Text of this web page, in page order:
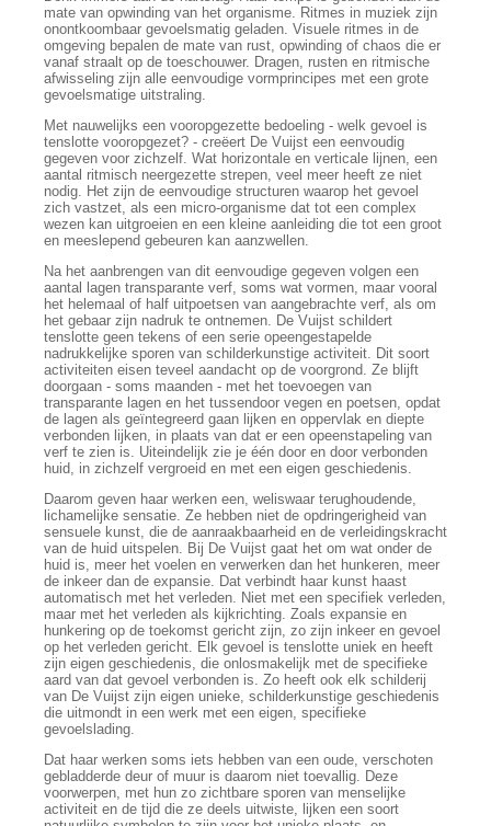
mate van opwinding van het organisme. Ritmes in muziek zijn
onontkoombaar gevoelsmatig geladen. Visuele ritmes in de
omgeving bepalen de mate van rust, opwinding of chaos die er
vanaf straalt op de toeschouwer. Dragen, rusten en ritmische
afwisseling zijn alle eenvoudige vormprincipes met een grote
gevoelsmatige uitstraling.
Met nauwelijks een vooropgezette bedoeling - welk gevoel is
tenslotte vooropgezet? - creëert De Vuijst een eenvoudig
gegeven voor zichzelf. Wat horizontale en verticale lijnen, een
aantal ritmisch neergezette strepen, veel meer heeft ze niet
nodig. Het zijn de eenvoudige structuren waarop het gevoel
zich vastzet, als een micro-organisme dat tot een complex
wezen kan uitgroeien en een kleine aanleiding die tot een groot
en meeslepend gebeuren kan aanzwellen.
Na het aanbrengen van dit eenvoudige gegeven volgen een
aantal lagen transparante verf, soms wat vormen, maar vooral
het helemaal of half uitpoetsen van aangebrachte verf, als om
het gebaar zijn nadruk te ontnemen. De Vuijst schildert
tenslotte geen tekens of een serie opeengestapelde
nadrukkelijke sporen van schilderkunstige activiteit. Dit soort
activiteiten eisen teveel aandacht op de voorgrond. Ze blijft
doorgaan - soms maanden - met het toevoegen van
transparante lagen en het tussendoor vegen en poetsen, opdat
de lagen als geïntegreerd gaan lijken en oppervlak en diepte
verbonden lijken, in plaats van dat er een opeenstapeling van
verf te zien is. Uiteindelijk zie je één door en door verbonden
huid, in zichzelf vergroeid en met een eigen geschiedenis.
Daarom geven haar werken een, weliswaar terughoudende,
lichamelijke sensatie. Ze hebben niet de opdringerigheid van
sensuele kunst, die de aanraakbaarheid en de verleidingskracht
van de huid uitspelen. Bij De Vuijst gaat het om wat onder de
huid is, meer het voelen en verwerken dan het hunkeren, meer
de inkeer dan de expansie. Dat verbindt haar kunst haast
automatisch met het verleden. Niet met een specifiek verleden,
maar met het verleden als kijkrichting. Zoals expansie en
hunkering op de toekomst gericht zijn, zo zijn inkeer en gevoel
op het verleden gericht. Elk gevoel is tenslotte uniek en heeft
zijn eigen geschiedenis, die onlosmakelijk met de specifieke
aard van dat gevoel verbonden is. Zo heeft ook elk schilderij
van De Vuijst zijn eigen unieke, schilderkunstige geschiedenis
die uitmondt in een werk met een eigen, specifieke
gevoelslading.
Dat haar werken soms iets hebben van een oude, verschoten
gebladderde deur of muur is daarom niet toevallig. Deze
voorwerpen, met hun zo zichtbare sporen van menselijke
activiteit en de tijd die ze deels uitwiste, lijken een soort